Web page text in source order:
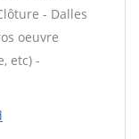
- Dalles
oeuvre
etc) -